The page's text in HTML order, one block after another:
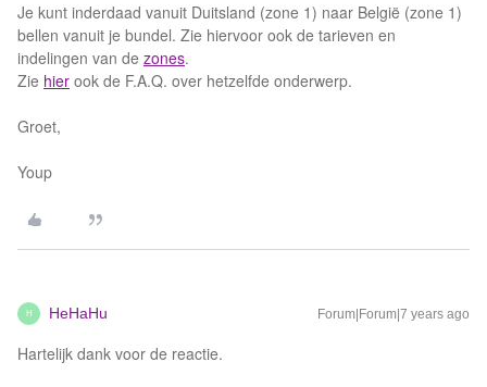
Je kunt inderdaad vanuit Duitsland (zone 1) naar België (zone 1)
bellen vanuit je bundel. Zie hiervoor ook de tarieven en
indelingen van de zones.
Zie hier ook de F.A.Q. over hetzelfde onderwerp.
Groet,
Youp
H HeHaHu Forum|Forum|7 years ago
Hartelijk dank voor de reactie.